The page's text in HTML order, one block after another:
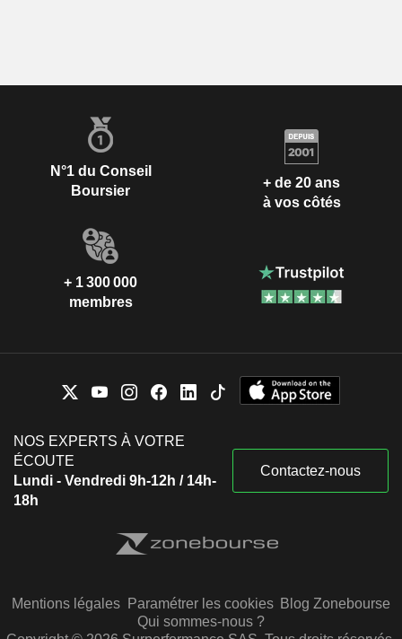
N°1 du Conseil
Boursier
+ de 20 ans
à vos côtés
+ 1 300 000
membres
NOS EXPERTS À VOTRE
ÉCOUTE
Lundi - Vendredi 9h-12h / 14h-
18h
Contactez-nous
Mentions légales Paramétrer les cookies Blog Zonebourse
Qui sommes-nous ?